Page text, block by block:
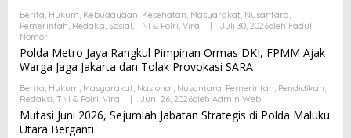
Berita, Hukum, Kebudayaan, Kesehatan, Masyarakat, Nusantara,
Pemerintah, Redaksi, Sosial, TNI & Polri, Viral Juli 30, 2026Oleh Faduli
Nomor
Polda Metro Jaya Rangkul Pimpinan Ormas DKI, FPMM Ajak
Warga Jaga Jakarta dan Tolak Provokasi SARA
Berita, Hukum, Masyarakat, Nasional, Nusantara, Pemerintah, Pendidikan,
Redaksi, TNI & Polri, Viral Juni 26, 2026Oleh Admin Web
Mutasi Juni 2026, Sejumlah Jabatan Strategis di Polda Maluku
Utara Berganti